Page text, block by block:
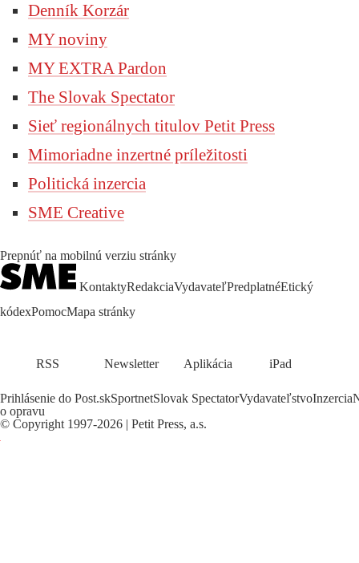
Denník Korzár
MY noviny
MY EXTRA Pardon
The Slovak Spectator
Sieť regionálnych titulov Petit Press
Mimoriadne inzertné príležitosti
Politická inzercia
SME Creative
Prepnúť na mobilnú verziu stránky
KontaktyRedakciaVydavateľPredplatnéEtický
kódexPomocMapa stránky
RSS Newsletter Aplikácia iPad
Prihlásenie do Post.skSportnetSlovak SpectatorVydavateľstvoInzercia
o opravu
© Copyright 1997-2026 | Petit Press, a.s.